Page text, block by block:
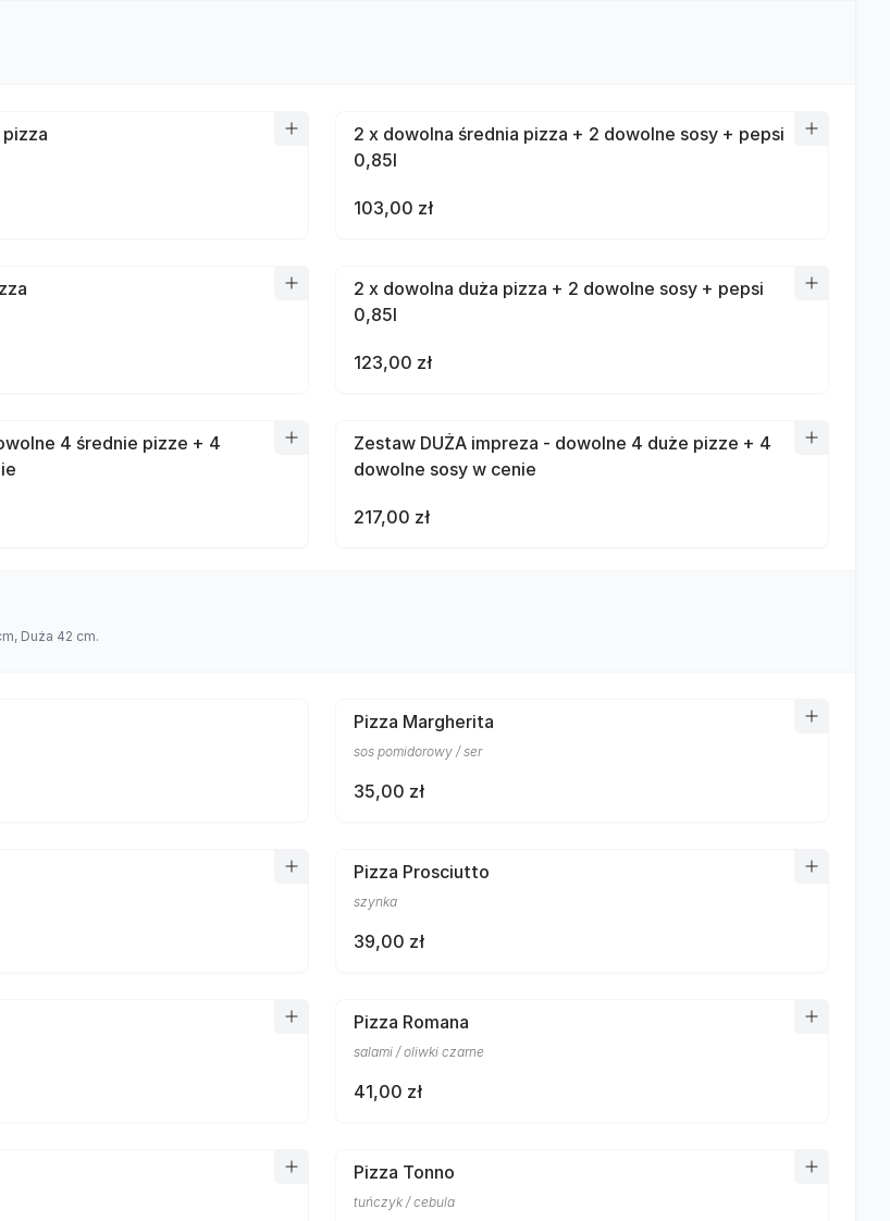
2 x dowolna średnia pizza + 2 dowolne sosy + pepsi
0,85l
103,00 zł
2 x dowolna duża pizza + 2 dowolne sosy + pepsi
0,85l
123,00 zł
4 średnie pizze + 4
Zestaw DUŻA impreza - dowolne 4 duże pizze + 4
dowolne sosy w cenie
217,00 zł
Duża 42 cm.
Pizza Margherita
sos pomidorowy / ser
35,00 zł
Pizza Prosciutto
szynka
39,00 zł
Pizza Romana
salami / oliwki czarne
41,00 zł
Pizza Tonno
tuńczyk / cebula